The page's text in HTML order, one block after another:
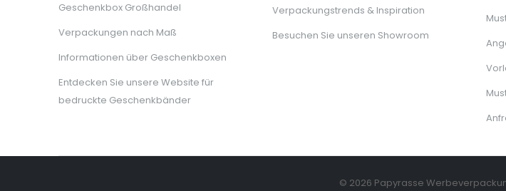
Geschenkbox Großhandel
Verpackungen nach Maß
Informationen über Geschenkboxen
Entdecken Sie unsere Website für
bedruckte Geschenkbänder
Verpackungstrends & Inspiration
Besuchen Sie unseren Showroom
© 2026 Papyrasse